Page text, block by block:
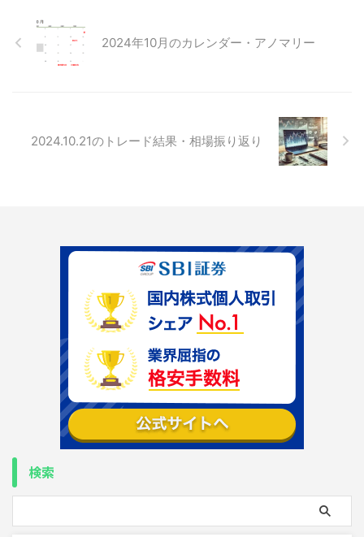
2024年10月のカレンダー・アノマリー
2024.10.21のトレード結果・相場振り返り
検索